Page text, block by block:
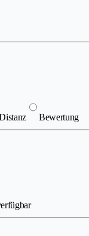
Bewertung